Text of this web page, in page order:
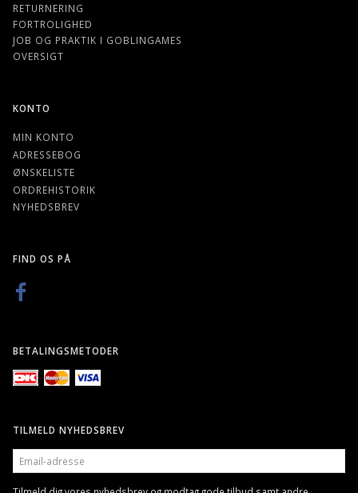
RETURNERING
FORTROLIGHED
JOB OG PRAKTIK I GOBLINGAMES
OVERSIGT
KONTO
MIN KONTO
ADRESSEBOG
ØNSKELISTE
ORDREHISTORIK
NYHEDSBREV
FIND OS PÅ
BETALINGSMETODER
TILMELD NYHEDSBREV
EMAIL-
ADRESSE